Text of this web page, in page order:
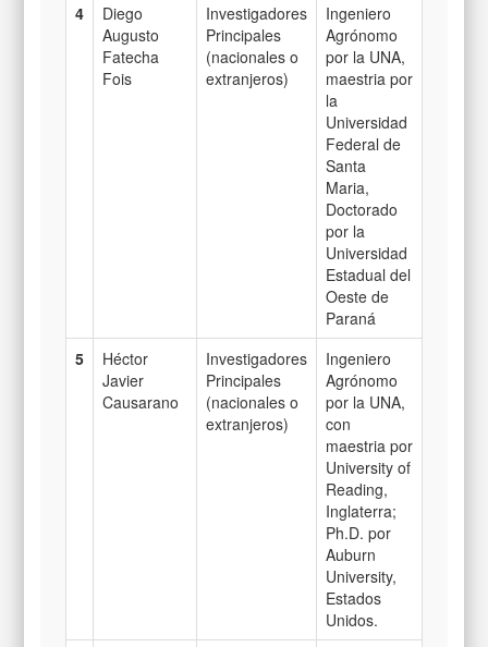
4
Diego
Augusto
Fatecha
Fois
Investigadores
Principales
(nacionales o
extranjeros)
Ingeniero
Agrónomo
por la UNA,
maestria por
la
Universidad
Federal de
Santa
Maria,
Doctorado
por la
Universidad
Estadual del
Oeste de
Paraná
5
Héctor
Javier
Causarano
Investigadores
Principales
(nacionales o
extranjeros)
Ingeniero
Agrónomo
por la UNA,
con
maestria por
University of
Reading,
Inglaterra;
Ph.D. por
Auburn
University,
Estados
Unidos.